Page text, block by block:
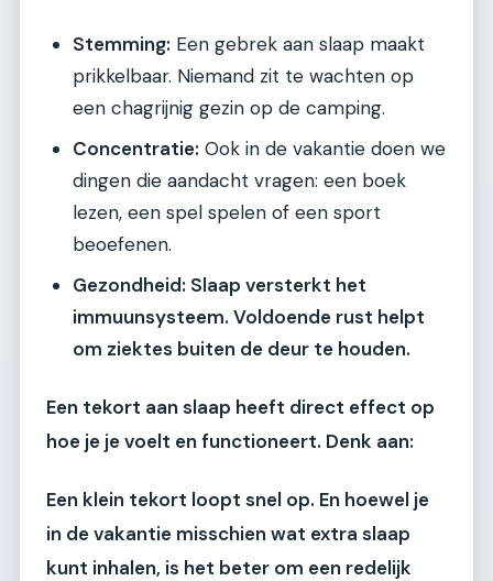
Stemming: Een gebrek aan slaap maakt
prikkelbaar. Niemand zit te wachten op
een chagrijnig gezin op de camping.
Concentratie: Ook in de vakantie doen we
dingen die aandacht vragen: een boek
lezen, een spel spelen of een sport
beoefenen.
Gezondheid: Slaap versterkt het
immuunsysteem. Voldoende rust helpt
om ziektes buiten de deur te houden.
Een tekort aan slaap heeft direct effect op
hoe je je voelt en functioneert. Denk aan:
Een klein tekort loopt snel op. En hoewel je
in de vakantie misschien wat extra slaap
kunt inhalen, is het beter om een redelijk